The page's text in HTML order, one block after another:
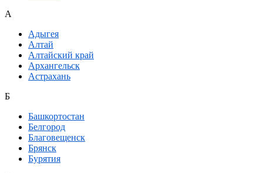
А
Адыгея
Алтай
Алтайский край
Архангельск
Астрахань
Б
Башкортостан
Белгород
Благовещенск
Брянск
Бурятия